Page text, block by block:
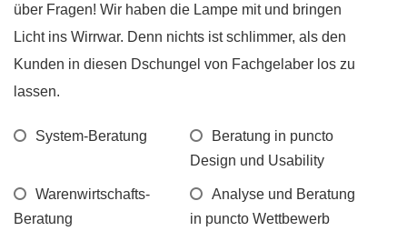
über Fragen! Wir haben die Lampe mit und bringen
Licht ins Wirrwar. Denn nichts ist schlimmer, als den
Kunden in diesen Dschungel von Fachgelaber los zu
lassen.
System-Beratung
Beratung in puncto
Design und Usability
Warenwirtschafts-
Beratung
Analyse und Beratung
in puncto Wettbewerb